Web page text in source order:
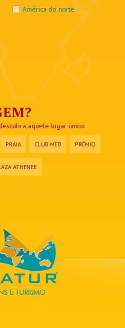
América do norte
aquele lugar único:
PRAIA CLUB MED PRÊMIO
ATHENEE